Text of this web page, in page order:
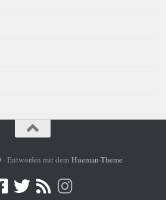
- Entworfen mit demHueman-Theme